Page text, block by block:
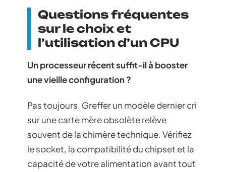
Questions fréquentes
sur le choix et
l’utilisation d’un CPU
Un processeur récent suffit-il à booster
une vieille configuration ?
Pas toujours. Greffer un modèle dernier cri
sur une carte mère obsolète relève
souvent de la chimère technique. Vérifiez
le socket, la compatibilité du chipset et la
capacité de votre alimentation avant tout